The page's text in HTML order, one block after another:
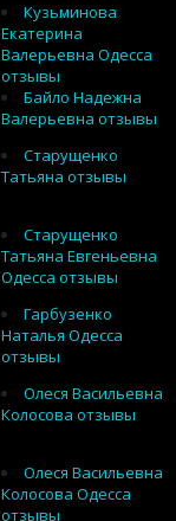
Кузьминова
Екатерина
Валерьевна Одесса
отзывы
Байло Надежна
Валерьевна отзывы
Старущенко
Татьяна отзывы
Старущенко
Татьяна Евгеньевна
Одесса отзывы
Гарбузенко
Наталья Одесса
отзывы
Олеся Васильевна
Колосова отзывы
Олеся Васильевна
Колосова Одесса
отзывы